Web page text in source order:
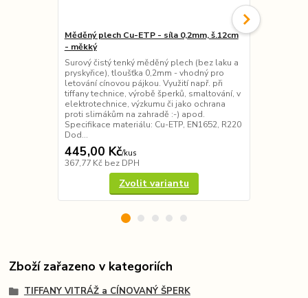
Měděný plech Cu-ETP - síla 0,2mm, š.12cm
- měkký
Surový čistý tenký měděný plech (bez laku a
pryskyřice), tloušťka 0,2mm - vhodný pro
letování cínovou pájkou. Využití např. při
tiffany technice, výrobě šperků, smaltování, v
elektrotechnice, výzkumu či jako ochrana
proti slimákům na zahradě :-) apod.
Specifikace materiálu: Cu-ETP, EN1652, R220
Dod...
445,00 Kč/kus
367,77 Kč bez DPH
Zvolit variantu
Zboží zařazeno v kategoriích
TIFFANY VITRÁŽ a CÍNOVANÝ ŠPERK